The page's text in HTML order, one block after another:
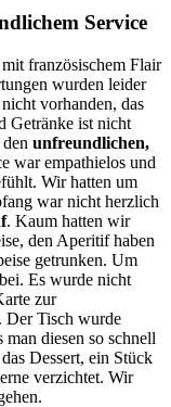
Service
französischem Flair
wurden leider
vorhanden, das
Getränke ist nicht
unfreundlichen,
war empathielos und
Wir hatten um
war nicht herzlich
. Kaum hatten wir
den Aperitif haben
getrunken. Um
Es wurde nicht
zur
Der Tisch wurde
diesen so schnell
Dessert, ein Stück
verzichtet. Wir